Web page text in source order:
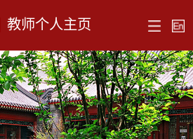
教师个人主页